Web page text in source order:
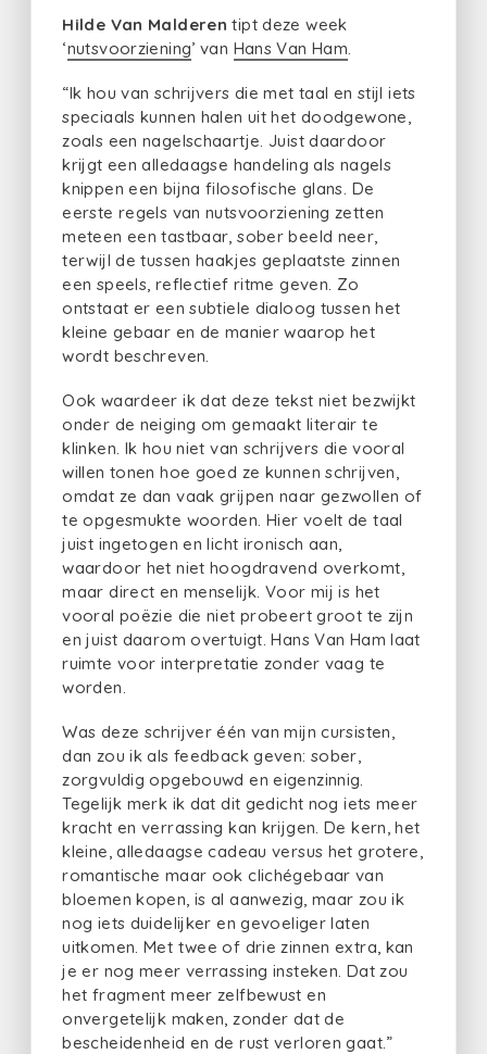
Hilde Van Malderen tipt deze week
‘nutsvoorziening’ van Hans Van Ham.
“Ik hou van schrijvers die met taal en stijl iets
speciaals kunnen halen uit het doodgewone,
zoals een nagelschaartje. Juist daardoor
krijgt een alledaagse handeling als nagels
knippen een bijna filosofische glans. De
eerste regels van nutsvoorziening zetten
meteen een tastbaar, sober beeld neer,
terwijl de tussen haakjes geplaatste zinnen
een speels, reflectief ritme geven. Zo
ontstaat er een subtiele dialoog tussen het
kleine gebaar en de manier waarop het
wordt beschreven.
Ook waardeer ik dat deze tekst niet bezwijkt
onder de neiging om gemaakt literair te
klinken. Ik hou niet van schrijvers die vooral
willen tonen hoe goed ze kunnen schrijven,
omdat ze dan vaak grijpen naar gezwollen of
te opgesmukte woorden. Hier voelt de taal
juist ingetogen en licht ironisch aan,
waardoor het niet hoogdravend overkomt,
maar direct en menselijk. Voor mij is het
vooral poëzie die niet probeert groot te zijn
en juist daarom overtuigt. Hans Van Ham laat
ruimte voor interpretatie zonder vaag te
worden.
Was deze schrijver één van mijn cursisten,
dan zou ik als feedback geven: sober,
zorgvuldig opgebouwd en eigenzinnig.
Tegelijk merk ik dat dit gedicht nog iets meer
kracht en verrassing kan krijgen. De kern, het
kleine, alledaagse cadeau versus het grotere,
romantische maar ook clichégebaar van
bloemen kopen, is al aanwezig, maar zou ik
nog iets duidelijker en gevoeliger laten
uitkomen. Met twee of drie zinnen extra, kan
je er nog meer verrassing insteken. Dat zou
het fragment meer zelfbewust en
onvergetelijk maken, zonder dat de
bescheidenheid en de rust verloren gaat.”